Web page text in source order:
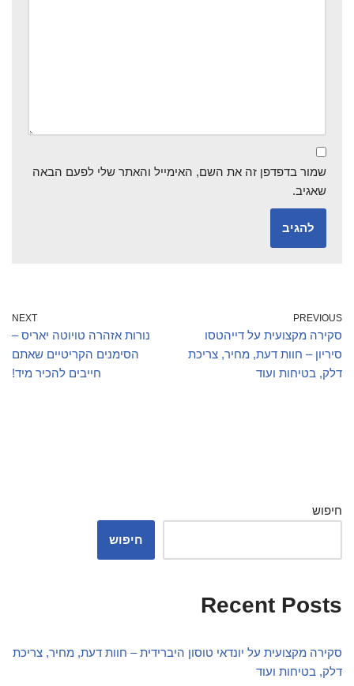
שמור בדפדפן זה את השם, האימייל והאתר שלי לפעם הבאה
שאגיב.
PREVIOUS
סקירה מקצועית על דייהטסו
סיריון – חוות דעת, מחיר, צריכת
דלק, בטיחות ועוד
NEXT
נורות אזהרה טויוטה יאריס –
הסימנים הקריטיים שאתם
חייבים להכיר מיד!
חיפוש
חיפוש
Recent Posts
סקירה מקצועית על יונדאי טוסון היברידית – חוות דעת, מחיר, צריכת
דלק, בטיחות ועוד